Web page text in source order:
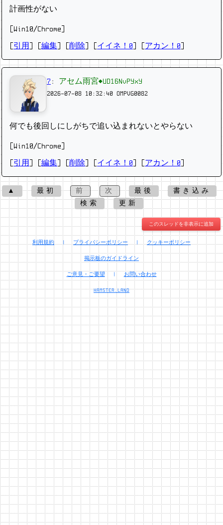
計画性がない
[Win10/Chrome]
引用 編集 削除 イイネ！0 アカン！0
7 : アセム雨宮◆UD16NvPYxY
2026-07-08 10:32:40 OMPVG0082
何でも後回しにしがちで追い込まれないとやらない
[Win10/Chrome]
引用 編集 削除 イイネ！0 アカン！0
▲ 最初 前 次 最後
書き込み
検索
更新
このスレッドを非表示に追加
利用規約 | プライバシーポリシー | クッキーポリシー
掲示板のガイドライン
ご意見・ご要望 | お問い合わせ
HAMSTER.LAND